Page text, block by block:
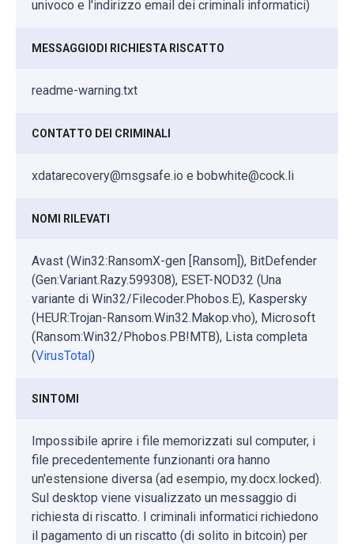
univoco e l'indirizzo email dei criminali informatici)
MESSAGGIODI RICHIESTA RISCATTO
readme-warning.txt
CONTATTO DEI CRIMINALI
xdatarecovery@msgsafe.io e bobwhite@cock.li
NOMI RILEVATI
Avast (Win32:RansomX-gen [Ransom]), BitDefender
(Gen:Variant.Razy.599308), ESET-NOD32 (Una
variante di Win32/Filecoder.Phobos.E), Kaspersky
(HEUR:Trojan-Ransom.Win32.Makop.vho), Microsoft
(Ransom:Win32/Phobos.PB!MTB), Lista completa
(VirusTotal)
SINTOMI
Impossibile aprire i file memorizzati sul computer, i
file precedentemente funzionanti ora hanno
un'estensione diversa (ad esempio, my.docx.locked).
Sul desktop viene visualizzato un messaggio di
richiesta di riscatto. I criminali informatici richiedono
il pagamento di un riscatto (di solito in bitcoin) per